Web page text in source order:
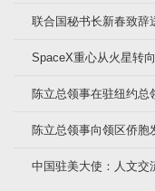
联合国秘书长新春致辞
SpaceX重心从火星转
陈立总领事在驻纽约总
陈立总领事向领区侨胞
中国驻美大使：人文交